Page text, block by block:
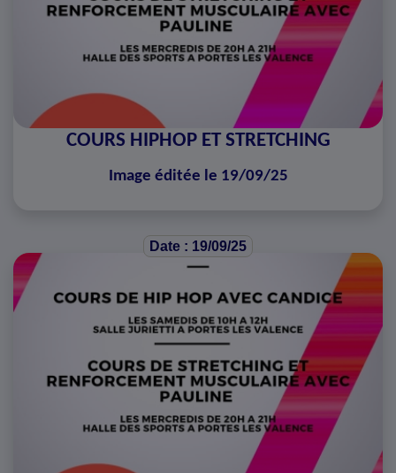
COURS HIPHOP ET STRETCHING
Image éditée le 19/09/25
Date : 19/09/25